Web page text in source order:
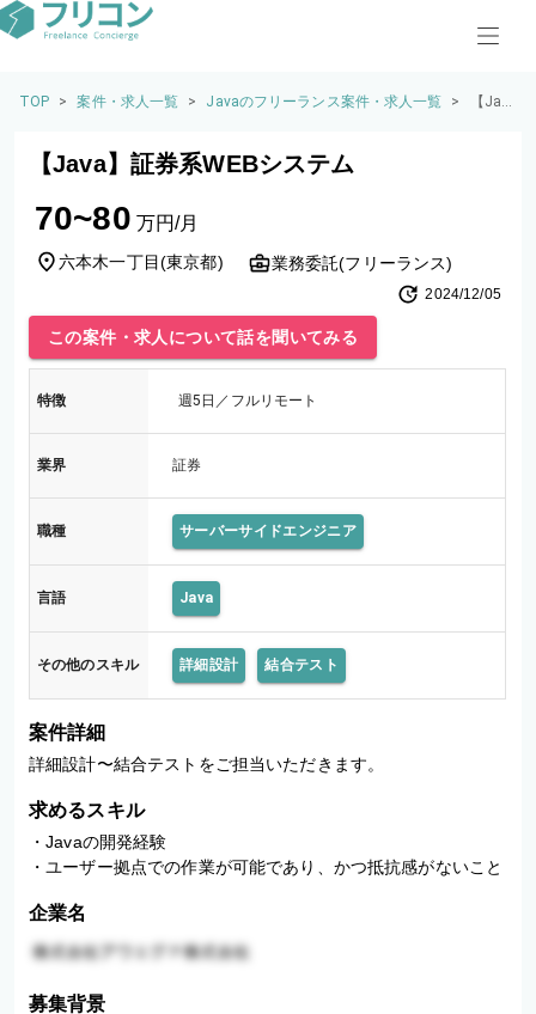
TOP > 案件・求人一覧 > Javaのフリーランス案件・求人一覧 >
【Jav
【Java】証券系WEBシステム
70~80 万円/月
六本木一丁目(東京都) 業務委託(フリーランス)
2024/12/05
この案件・求人について話を聞いてみる
特徴 週5日／フルリモート
業界 証券
職種 サーバーサイドエンジニア
言語 Java
その他のスキル 詳細設計 結合テスト
案件詳細
詳細設計〜結合テストをご担当いただきます。
求めるスキル
・Javaの開発経験
・ユーザー拠点での作業が可能であり、かつ抵抗感がないこと
企業名
募集背景